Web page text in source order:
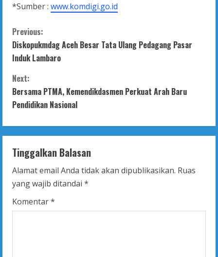
*Sumber : www.komdigi.go.id
C
o
n
t
n
u
e
R
e
Previous:
Diskopukmdag Aceh Besar Tata Ulang Pedagang Pasar
Induk Lambaro
Next:
Bersama PTMA, Kemendikdasmen Perkuat Arah Baru
Pendidikan Nasional
Tinggalkan Balasan
Alamat email Anda tidak akan dipublikasikan. Ruas
yang wajib ditandai *
Komentar*